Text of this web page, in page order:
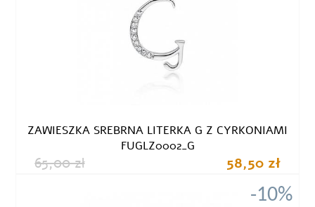
ZAWIESZKA SREBRNA LITERKA G Z CYRKONIAMI
FUGLZ0002_G
65,00 zł 58,50 zł
-10%